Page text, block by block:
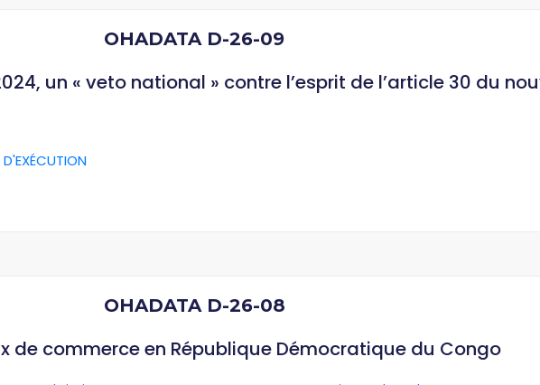
OHADATA D-26-09
un « veto national » contre l’esprit de l’article 30 du
D'EXÉCUTION
OHADATA D-26-08
de commerce en République Démocratique du Congo